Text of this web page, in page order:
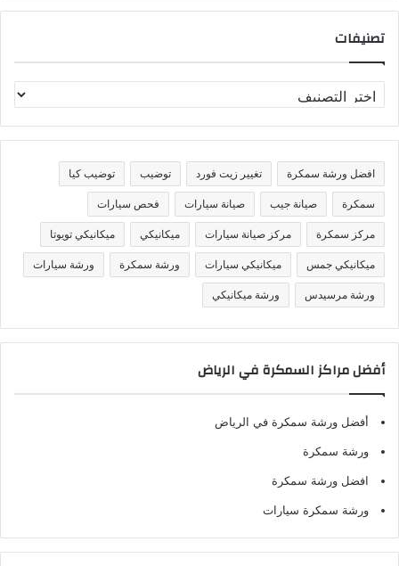
تصنيفات
ص
ن
ف
ا
افضل ورشة سمكرة تغيير زيت فورد توضيب توضيب كيا
سمكرة صيانة جيب صيانة سيارات فحص سيارات
مركز سمكرة مركز صيانة سيارات ميكانيكي ميكانيكي تويوتا
ميكانيكي جمس ميكانيكي سيارات ورشة سمكرة ورشة سيارات
ورشة مرسيدس ورشة ميكانيكي
أفضل مراكز السمكرة في الرياض
أفضل ورشة سمكرة في الرياض
ورشة سمكرة
افضل ورشة سمكرة
ورشة سمكرة سيارات